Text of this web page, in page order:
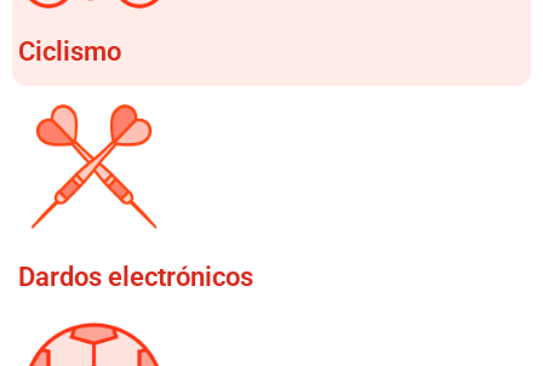
Ciclismo
Dardos electrónicos